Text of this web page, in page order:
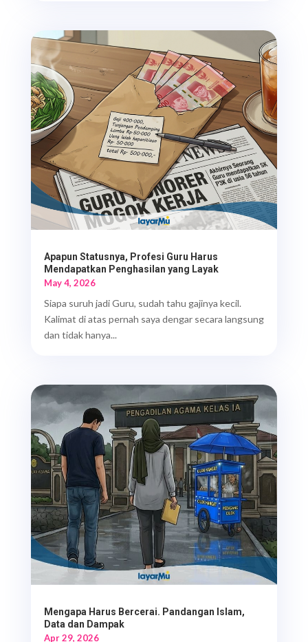
Apapun Statusnya, Profesi Guru Harus
Mendapatkan Penghasilan yang Layak
May 4, 2026
Siapa suruh jadi Guru, sudah tahu gajinya kecil.
Kalimat di atas pernah saya dengar secara langsung
dan tidak hanya...
Mengapa Harus Bercerai. Pandangan Islam,
Data dan Dampak
Apr 29, 2026